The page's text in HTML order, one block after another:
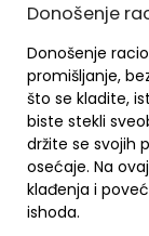
Donošenje
Donošenje
promišljanje,
što se kladite,
biste stekli
držite se svojih
osećaje. Na
klađenja i
ishoda.